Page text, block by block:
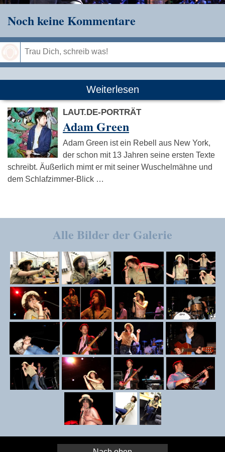
Noch keine Kommentare
Weiterlesen
LAUT.DE-PORTRÄT
Adam Green
Adam Green ist ein Rebell aus New York,
der schon mit 13 Jahren seine ersten Texte
schreibt. Äußerlich mimt er mit seiner Wuschelmähne und
dem Schlafzimmer-Blick …
Alle Bilder der Galerie